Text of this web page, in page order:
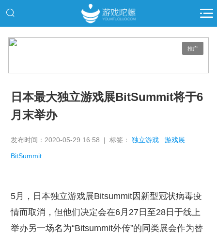
推广
日本最大独立游戏展BitSummit将于6
月末举办
发布时间：2020-05-29 16:58 | 标签：独立游戏 游戏展
BitSummit
5月，日本独立游戏展Bitsummit因新型冠状病毒疫
情而取消，但他们决定会在6月27日至28日于线上
举办另一场名为“Bitsummit外传”的同类展会作为替